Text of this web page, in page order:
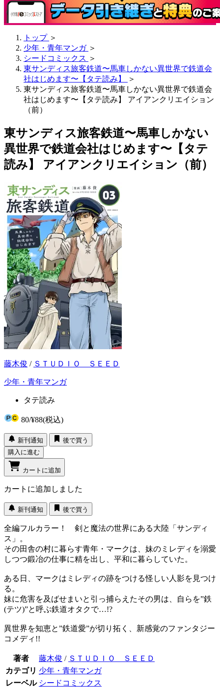
トップ ＞
少年・青年マンガ ＞
シードコミックス ＞
東サンディス旅客鉄道〜馬車しかない異世界で鉄道会
社はじめます〜【タテ読み】
＞
東サンディス旅客鉄道〜馬車しかない異世界で鉄道会
社はじめます〜【タテ読み】 アイアンクリエイション
（前）
東サンディス旅客鉄道〜馬車しかない
異世界で鉄道会社はじめます〜【タテ
読み】 アイアンクリエイション（前）
藤木俊 / ＳＴＵＤＩＯ ＳＥＥＤ
少年・青年マンガ
タテ読み
80/¥88(税込)
新刊通知
後で買う
購入に進む
カートに追加
カートに追加しました
新刊通知 後で買う
全編フルカラー！ 剣と魔法の世界にある大陸「サンディ
ス」。
その田舎の村に暮らす青年・マークは、妹のミレディを溺愛
しつつ鍛冶の仕事に精を出し、平和に暮らしていた。
ある日、マークはミレディの跡をつける怪しい人影を見つけ
る。
妹に危害を及ばせまいと引っ捕らえたその男は、自らを”鉄
(テツ)”と呼ぶ鉄道オタクで…!?
異世界を知恵と”鉄道愛”が切り拓く、新感覚のファンタジー
コメディ!!
著者 藤木俊 / ＳＴＵＤＩＯ ＳＥＥＤ
カテゴリ 少年・青年マンガ
レーベル シードコミックス